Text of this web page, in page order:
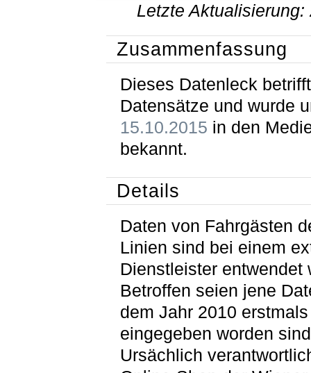
Letzte Aktualisierung:
Zusammenfassung
Dieses Datenleck
Datensätze und wurde
15.10.2015 in den
bekannt.
Details
Daten von Fahrgästen
Linien sind bei einem
Dienstleister entwendet
Betroffen seien jene
dem Jahr 2010 erstmals
eingegeben worden
Ursächlich